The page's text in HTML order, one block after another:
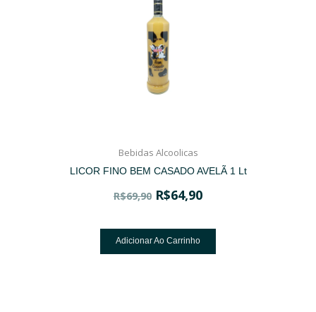
Bebidas Alcoolicas
LICOR FINO BEM CASADO AVELÃ 1 Lt
R$69,90 R$64,90
Adicionar Ao Carrinho